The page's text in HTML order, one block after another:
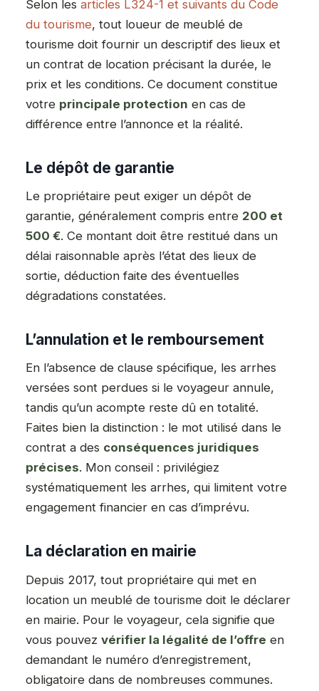
Selon les articles L324-1 et suivants du Code
du tourisme, tout loueur de meublé de
tourisme doit fournir un descriptif des lieux et
un contrat de location précisant la durée, le
prix et les conditions. Ce document constitue
votre principale protection en cas de
différence entre l’annonce et la réalité.
Le dépôt de garantie
Le propriétaire peut exiger un dépôt de
garantie, généralement compris entre 200 et
500 €. Ce montant doit être restitué dans un
délai raisonnable après l’état des lieux de
sortie, déduction faite des éventuelles
dégradations constatées.
L’annulation et le remboursement
En l’absence de clause spécifique, les arrhes
versées sont perdues si le voyageur annule,
tandis qu’un acompte reste dû en totalité.
Faites bien la distinction : le mot utilisé dans le
contrat a des conséquences juridiques
précises. Mon conseil : privilégiez
systématiquement les arrhes, qui limitent votre
engagement financier en cas d’imprévu.
La déclaration en mairie
Depuis 2017, tout propriétaire qui met en
location un meublé de tourisme doit le déclarer
en mairie. Pour le voyageur, cela signifie que
vous pouvez vérifier la légalité de l’offre en
demandant le numéro d’enregistrement,
obligatoire dans de nombreuses communes.